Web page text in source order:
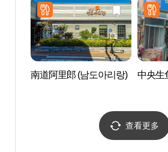
南道阿里郎 (남도아리랑) 中央生
查看更多